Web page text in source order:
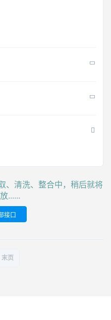
、清洗、整合中，稍后就将
......
接口
末页